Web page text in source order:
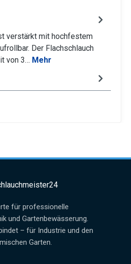
verstärkt mit hochfestem
Der Flachschlauch
von 3… Mehr
für professionelle
und Gartenbewässerung.
– für Industrie und den
Garten.